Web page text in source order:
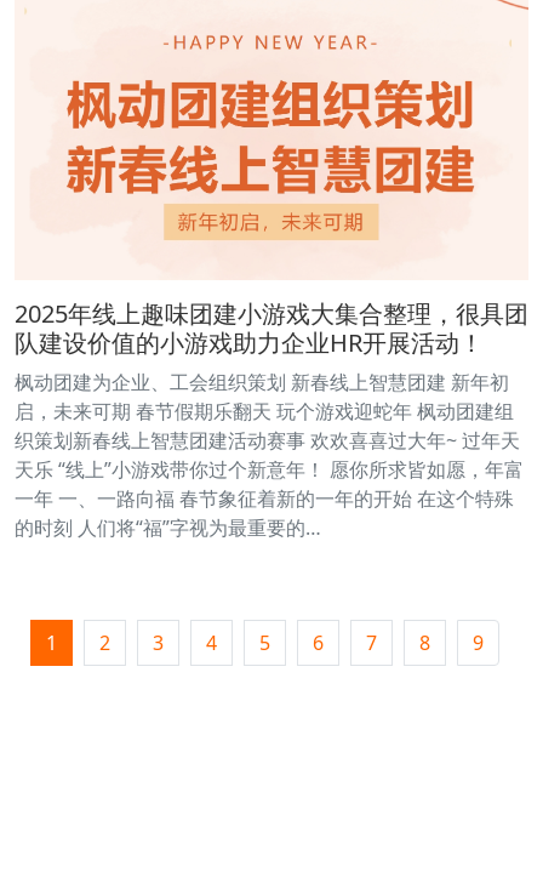
2025年线上趣味团建小游戏大集合整理，很具团
队建设价值的小游戏助力企业HR开展活动！
枫动团建为企业、工会组织策划 新春线上智慧团建 新年初
启，未来可期 春节假期乐翻天 玩个游戏迎蛇年 枫动团建组
织策划新春线上智慧团建活动赛事 欢欢喜喜过大年~ 过年天
天乐 “线上”小游戏带你过个新意年！ 愿你所求皆如愿，年富
一年 一、一路向福 春节象征着新的一年的开始 在这个特殊
的时刻 人们将“福”字视为最重要的…
1 2 3 4 5 6 7 8 9